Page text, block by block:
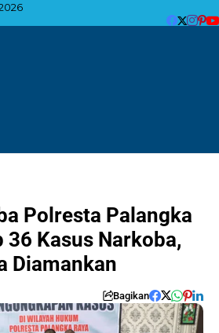
Polresta Palangka
36 Kasus Narkoba,
Diamankan
Bagikan